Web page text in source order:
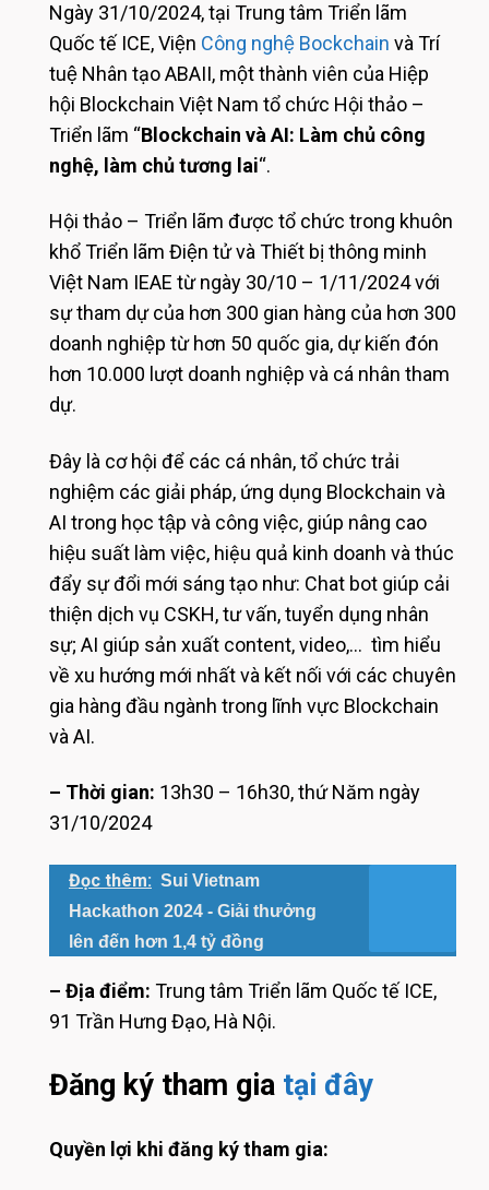
Ngày 31/10/2024, tại Trung tâm Triển lãm
Quốc tế ICE, Viện Công nghệ Bockchain và Trí
tuệ Nhân tạo ABAII, một thành viên của Hiệp
hội Blockchain Việt Nam tổ chức Hội thảo –
Triển lãm “Blockchain và AI: Làm chủ công
nghệ, làm chủ tương lai“.
Hội thảo – Triển lãm được tổ chức trong khuôn
khổ Triển lãm Điện tử và Thiết bị thông minh
Việt Nam IEAE từ ngày 30/10 – 1/11/2024 với
sự tham dự của hơn 300 gian hàng của hơn 300
doanh nghiệp từ hơn 50 quốc gia, dự kiến đón
hơn 10.000 lượt doanh nghiệp và cá nhân tham
dự.
Đây là cơ hội để các cá nhân, tổ chức trải
nghiệm các giải pháp, ứng dụng Blockchain và
AI trong học tập và công việc, giúp nâng cao
hiệu suất làm việc, hiệu quả kinh doanh và thúc
đẩy sự đổi mới sáng tạo như: Chat bot giúp cải
thiện dịch vụ CSKH, tư vấn, tuyển dụng nhân
sự; AI giúp sản xuất content, video,… tìm hiểu
về xu hướng mới nhất và kết nối với các chuyên
gia hàng đầu ngành trong lĩnh vực Blockchain
và AI.
– Thời gian: 13h30 – 16h30, thứ Năm ngày
31/10/2024
Đọc thêm: Sui Vietnam
Hackathon 2024 - Giải thưởng
lên đến hơn 1,4 tỷ đồng
– Địa điểm: Trung tâm Triển lãm Quốc tế ICE,
91 Trần Hưng Đạo, Hà Nội.
Đăng ký tham gia tại đây
Quyền lợi khi đăng ký tham gia: